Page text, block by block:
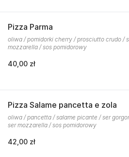
Pizza Parma
oliwa / pomidorki cherry / prosciutto crudo /
mozzarella / sos pomidorowy
40,00 zł
Pizza Salame pancetta e zola
oliwa / pancetta / salame picante / ser
ser mozzarella / sos pomidorowy
42,00 zł